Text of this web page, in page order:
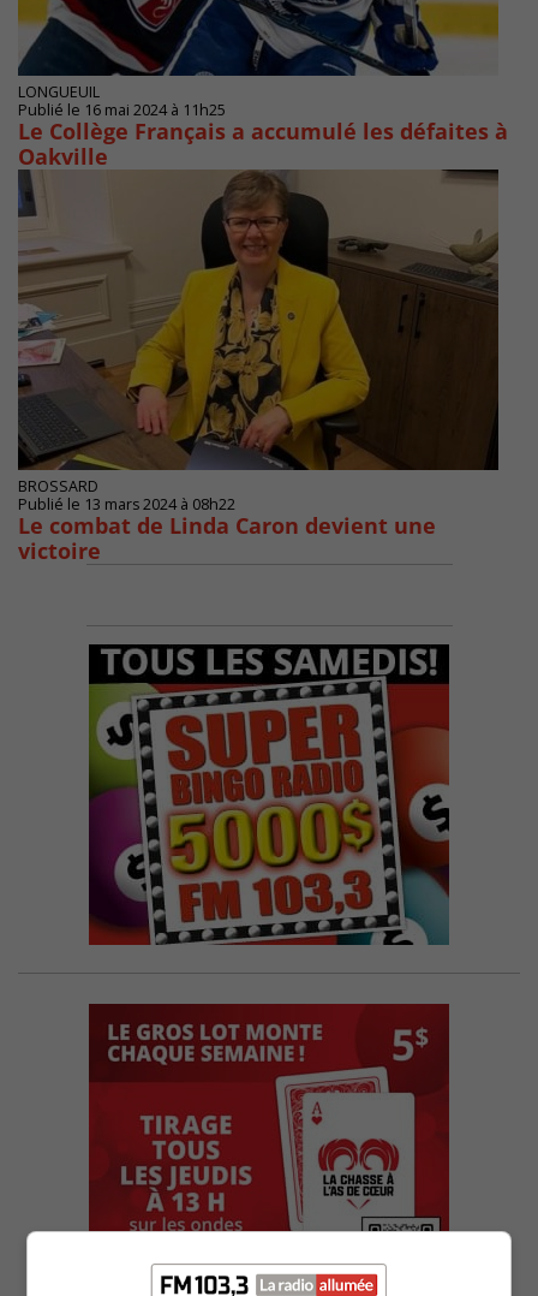
LONGUEUIL
Publié le 16 mai 2024 à 11h25
Le Collège Français a accumulé les défaites à
Oakville
BROSSARD
Publié le 13 mars 2024 à 08h22
Le combat de Linda Caron devient une
victoire